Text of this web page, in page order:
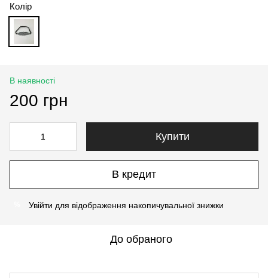
Колір
В наявності
200 грн
Купити
В кредит
Увійти для відображення накопичувальної знижки
До обраного